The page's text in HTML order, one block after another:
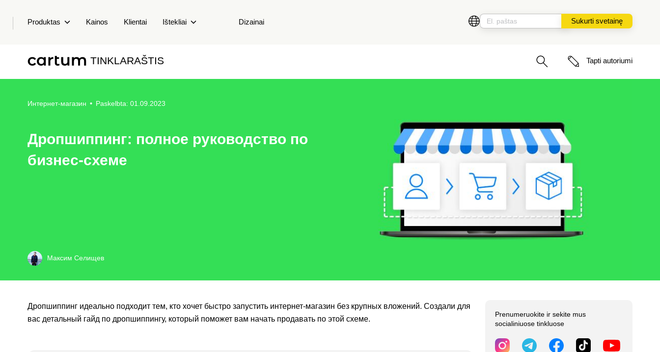
Produktas Kainos Klientai Ištekliai Dizainai Sukurti svetainę
TINKLARAŠTIS Tapti autoriumi
Интернет-магазин • Paskelbta: 01.09.2023
Дропшиппинг: полное руководство по
бизнес-схеме
Максим Селищев
Дропшиппинг идеально подходит тем, кто хочет быстро запустить интернет-магазин без крупных вложений. Создали для
вас детальный гайд по дропшиппингу, который поможет вам начать продавать по этой схеме.
Prenumeruokite ir sekite mus
socialiniuose tinkluose